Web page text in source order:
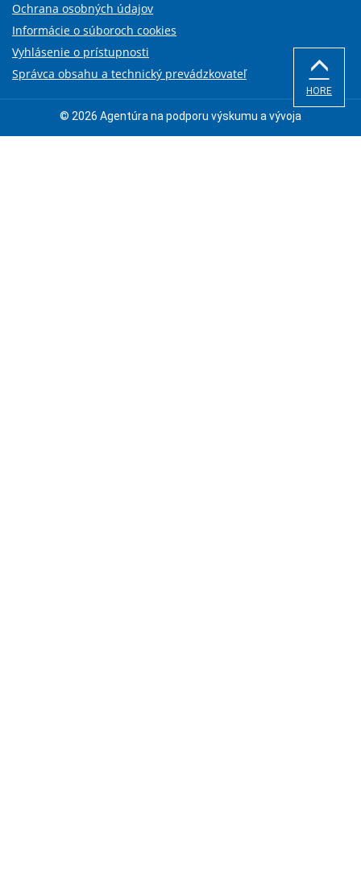
Ochrana osobných údajov
Informácie o súboroch cookies
Vyhlásenie o prístupnosti
Správca obsahu a technický prevádzkovateľ
© 2026 Agentúra na podporu výskumu a vývoja
HORE